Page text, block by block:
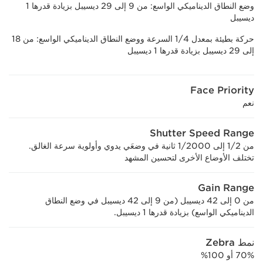
وضع النطاق الديناميكي الواسع: من 9 إلى 29 ديسيبل بزيادة قدرها 1
ديسيبل
حركة بطيئة بمعدل 1/4 السرعة ووضع النطاق الديناميكي الواسع: من 18
إلى 29 ديسيبل بزيادة قدرها 1 ديسيبل
Face Priority
نعم
Shutter Speed Range
من 1/2 إلى 1/2000 ثانية في وضعَي يدوي وأولوية سرعة الغالق.
تختلف الأوضاع الأخرى لتحسين المشهد
Gain Range
من 0 إلى 42 ديسيبل (من 9 إلى 42 ديسيبل في وضع النطاق
الديناميكي الواسع) بزيادة قدرها 1 ديسيبل.
نمط Zebra
70% أو 100%